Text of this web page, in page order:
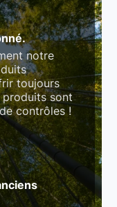
notre
toujours
produits sont
contrôles !